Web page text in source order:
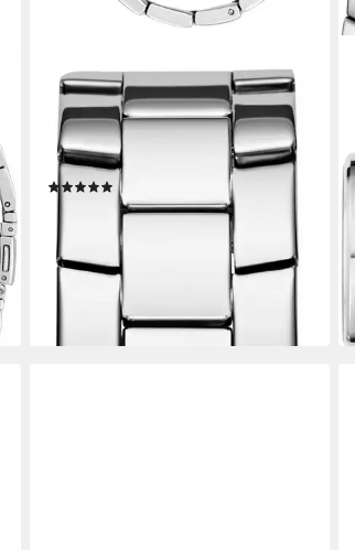
GUESS
Multifunktionsuhr MAJESTY
GW0771L1, Quarzuhr, Armbanduhr,
Damenuhr, Datum, Edelstahlarmband
(3)
ab 148,90 € UVP229,00 €
lieferbar - in 2-3 Werktagen bei dir